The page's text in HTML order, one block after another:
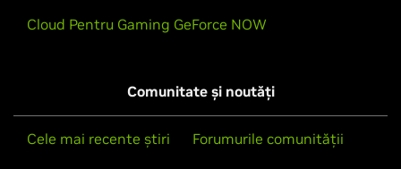
Cloud Pentru Gaming GeForce NOW
Comunitate și noutăți
Cele mai recente știri Forumurile comunității